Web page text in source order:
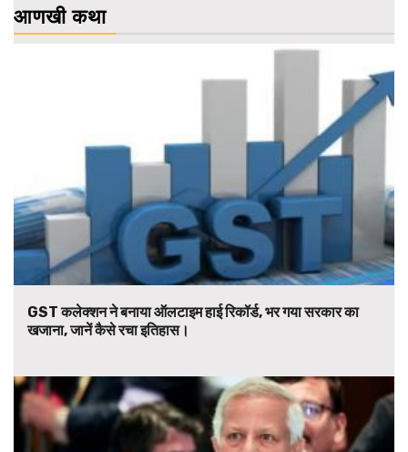
आणखी कथा
GST कलेक्शन ने बनाया ऑलटाइम हाई रिकॉर्ड, भर गया सरकार का
खजाना, जानें कैसे रचा इतिहास।